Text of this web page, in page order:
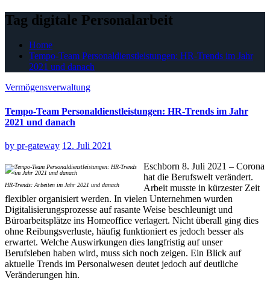
Tag digitale Personalarbeit
Home
Tempo-Team Personaldienstleistungen: HR-Trends im Jahr
2021 und danach
Vermögensverwaltung
Tempo-Team Personaldienstleistungen: HR-Trends im Jahr
2021 und danach
by pr-gateway 12. Juli 2021
HR-Trends: Arbeiten im Jahr 2021 und danach
Eschborn 8. Juli 2021 – Corona
hat die Berufswelt verändert.
Arbeit musste in kürzester Zeit
flexibler organisiert werden. In vielen Unternehmen wurden
Digitalisierungsprozesse auf rasante Weise beschleunigt und
Büroarbeitsplätze ins Homeoffice verlagert. Nicht überall ging dies
ohne Reibungsverluste, häufig funktioniert es jedoch besser als
erwartet. Welche Auswirkungen dies langfristig auf unser
Berufsleben haben wird, muss sich noch zeigen. Ein Blick auf
aktuelle Trends im Personalwesen deutet jedoch auf deutliche
Veränderungen hin.